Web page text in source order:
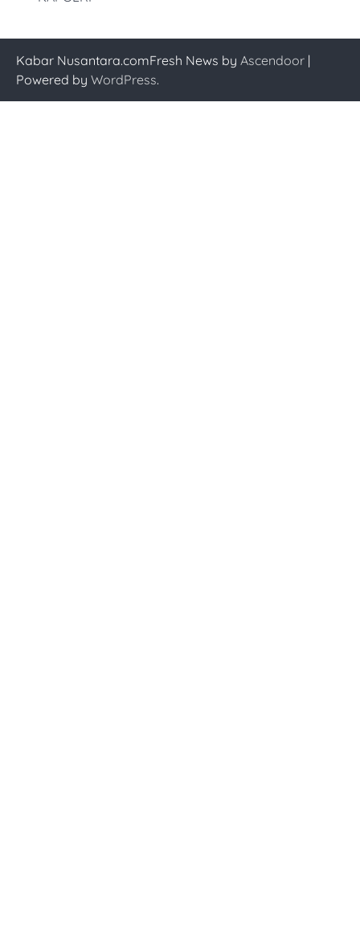
Kabar Nusantara.comFresh News by Ascendoor |
Powered by WordPress.